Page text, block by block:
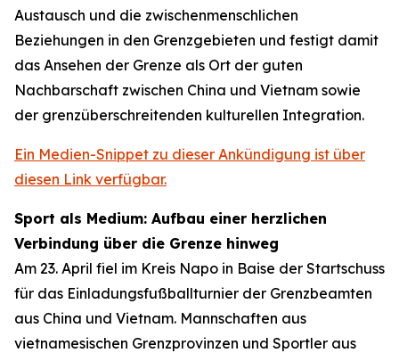
Austausch und die zwischenmenschlichen
Beziehungen in den Grenzgebieten und festigt damit
das Ansehen der Grenze als Ort der guten
Nachbarschaft zwischen China und Vietnam sowie
der grenzüberschreitenden kulturellen Integration.
Ein Medien-Snippet zu dieser Ankündigung ist über
diesen Link verfügbar.
Sport als Medium: Aufbau einer herzlichen
Verbindung über die Grenze hinweg
Am 23. April fiel im Kreis Napo in Baise der Startschuss
für das Einladungsfußballturnier der Grenzbeamten
aus China und Vietnam. Mannschaften aus
vietnamesischen Grenzprovinzen und Sportler aus